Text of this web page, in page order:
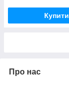
Купити
Про нас